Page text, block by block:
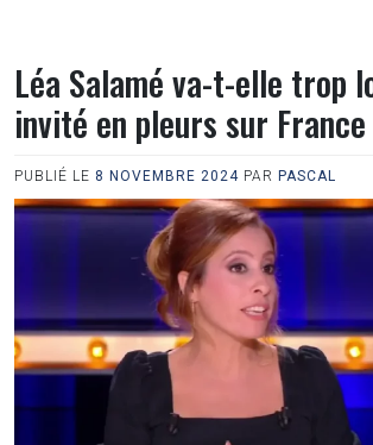
Léa Salamé va-t-elle trop
invité en pleurs sur
PUBLIÉ LE 8 NOVEMBRE 2024 PAR PASCAL